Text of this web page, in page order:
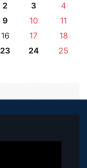
2 3
4
9 10
11
16 17
18
23 24
25